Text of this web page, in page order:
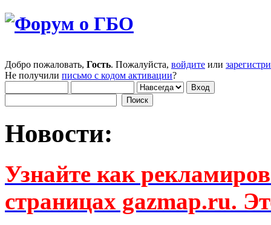
Добро пожаловать, Гость. Пожалуйста, войдите или
Не получили письмо с кодом активации?
Новости:
Узнайте как
страницах gazmap.ru.